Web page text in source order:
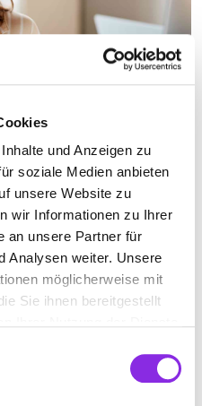
und Anzeigen zu
soziale Medien anbieten
unsere Website zu
wir Informationen zu Ihrer
an unsere Partner für
Analysen weiter. Unsere
möglicherweise mit
Sie ihnen bereitgestellt